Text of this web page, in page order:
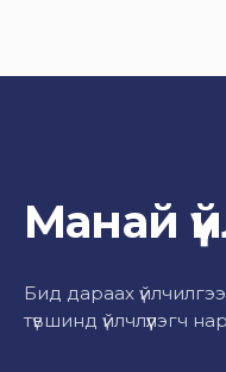
Манай
Бид дараах
түвшинд үйлчлүүлэгч